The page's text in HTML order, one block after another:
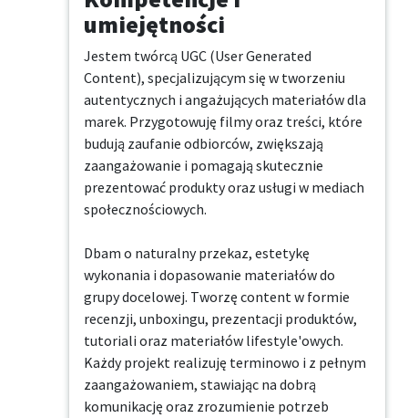
umiejętności
Jestem twórcą UGC (User Generated
Content), specjalizującym się w tworzeniu
autentycznych i angażujących materiałów dla
marek. Przygotowuję filmy oraz treści, które
budują zaufanie odbiorców, zwiększają
zaangażowanie i pomagają skutecznie
prezentować produkty oraz usługi w mediach
społecznościowych.
Dbam o naturalny przekaz, estetykę
wykonania i dopasowanie materiałów do
grupy docelowej. Tworzę content w formie
recenzji, unboxingu, prezentacji produktów,
tutoriali oraz materiałów lifestyle'owych.
Każdy projekt realizuję terminowo i z pełnym
zaangażowaniem, stawiając na dobrą
komunikację oraz zrozumienie potrzeb